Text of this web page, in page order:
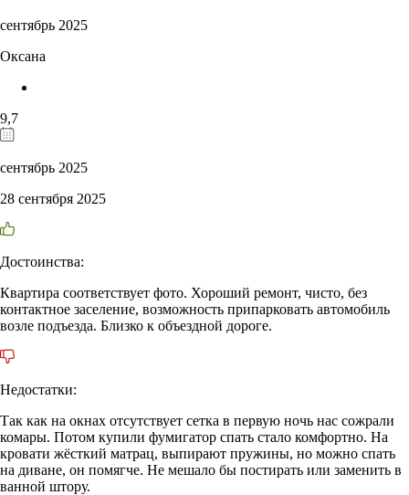
сентябрь 2025
Оксана
9,7
сентябрь 2025
28 сентября 2025
Достоинства:
Квартира соответствует фото. Хороший ремонт, чисто, без
контактное заселение, возможность припарковать автомобиль
возле подъезда. Близко к объездной дороге.
Недостатки:
Так как на окнах отсутствует сетка в первую ночь нас сожрали
комары. Потом купили фумигатор спать стало комфортно. На
кровати жёсткий матрац, выпирают пружины, но можно спать
на диване, он помягче. Не мешало бы постирать или заменить в
ванной штору.